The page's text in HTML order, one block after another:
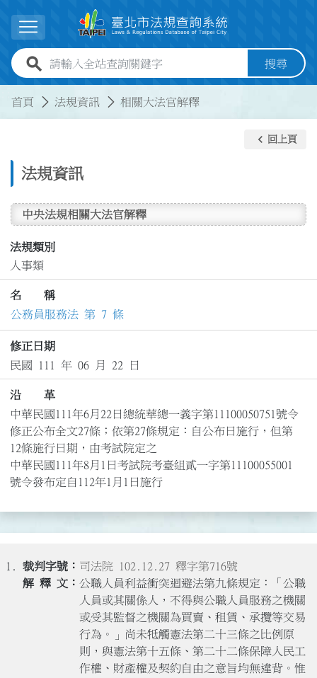
展開選單
全站查詢關鍵字欄位 搜尋
首頁 法規資訊 相關大法官解釋
法規資訊
keyboard_arrow_left 回上頁
中央法規相關大法官解釋
法規類別
人事類
名 稱
公務員服務法 第 7 條
修正日期
民國 111 年 06 月 22 日
沿 革
中華民國111年6月22日總統華總一義字第11100050751號令
修正公布全文27條；依第27條規定：自公布日施行，但第
12條施行日期，由考試院定之
中華民國111年8月1日考試院考臺組貳一字第11100055001
號令發布定自112年1月1日施行
1.
司法院 102.12.27 釋字第716號
公職人員利益衝突迴避法第九條規定：「公職
人員或其關係人，不得與公職人員服務之機關
或受其監督之機關為買賣、租賃、承攬等交易
行為。」尚未牴觸憲法第二十三條之比例原
則，與憲法第十五條、第二十二條保障人民工
作權、財產權及契約自由之意旨均無違背。惟